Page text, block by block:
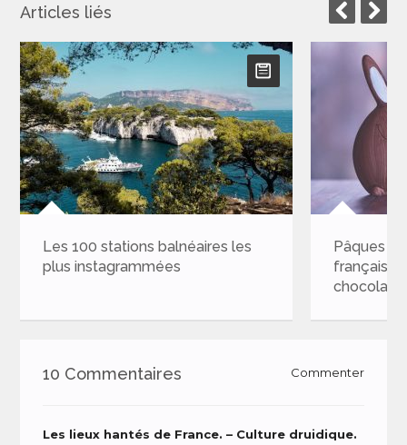
Articles liés
Les 100 stations balnéaires les
plus instagrammées
Pâques
10 Commentaires Commenter
Les lieux hantés de France. – Culture druidique.